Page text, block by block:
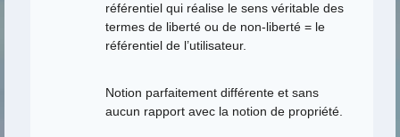
référentiel qui réalise le sens véritable des
termes de liberté ou de non-liberté = le
référentiel de l’utilisateur.
Notion parfaitement différente et sans
aucun rapport avec la notion de propriété.